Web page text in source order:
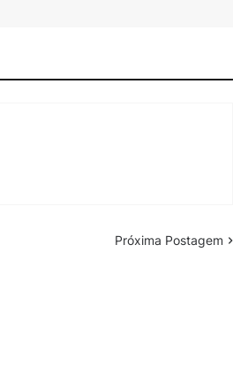
Próxima Postagem